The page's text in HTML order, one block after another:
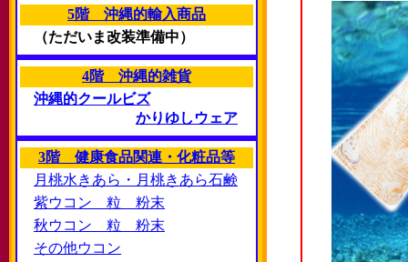
5階 沖縄的輸入商品
（ただいま改装準備中）
4階 沖縄的雑貨
沖縄的クールビズ
かりゆしウェア
3階 健康食品関連・化粧品等
月桃水きあら・月桃きあら石鹸
紫ウコン 粒 粉末
秋ウコン 粒 粉末
その他ウコン